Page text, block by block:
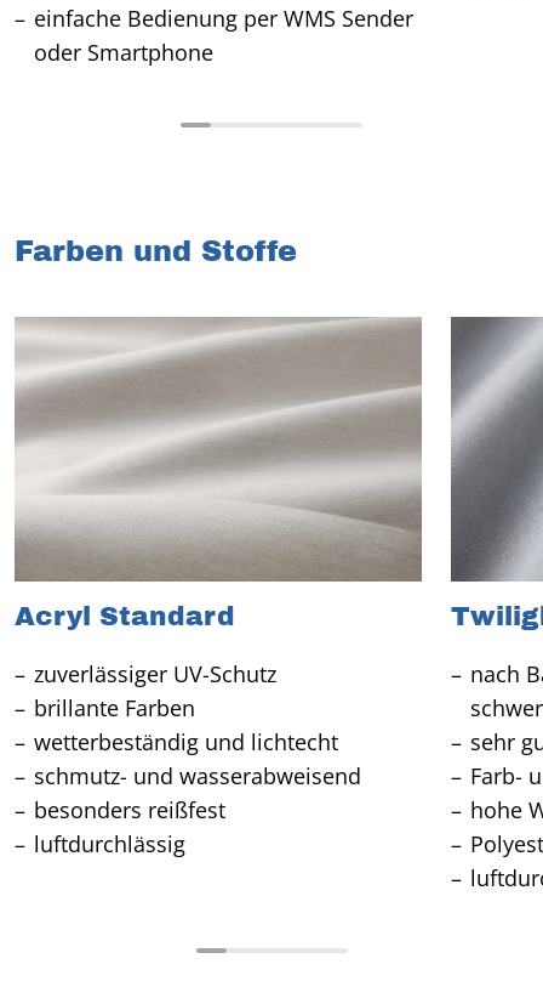
einfache Bedienung per WMS Sender
oder Smartphone
Farben und Stoffe
Acryl Standard
zuverlässiger UV-Schutz
brillante Farben
wetterbeständig und lichtecht
schmutz- und wasserabweisend
besonders reißfest
luftdurchlässig
nach
sehr
Farb-
hohe